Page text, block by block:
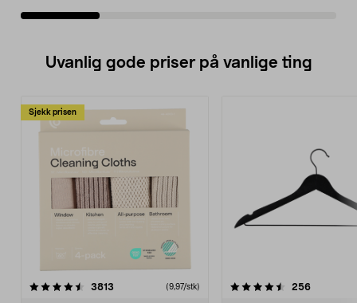
Uvanlig gode priser på vanlige ting
Sjekk prisen
3813 anmeldelser(9,97/stk)
4.5av 5 stjerner 256
4.5av 5 stjerner